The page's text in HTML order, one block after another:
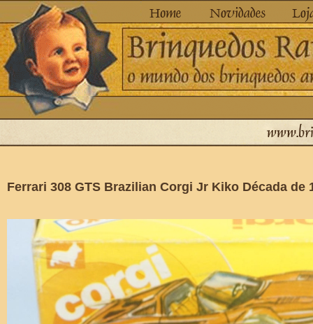
Ferrari 308 GTS Brazilian Corgi Jr Kiko Década de